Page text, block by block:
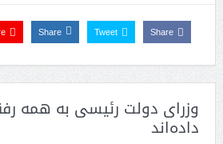
Share
Tweet
Share
وزرای دولت رئیسی به همه
داده‌اند